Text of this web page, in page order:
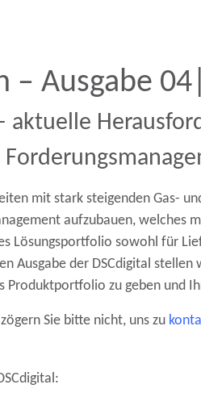
– Ausgabe
aktuelle
mit stark steigenden Gas-
aufzubauen,
Lösungsportfolio sowohl für
Ausgabe der DSCdigital
zu geben und
Sie bitte nicht, uns zu